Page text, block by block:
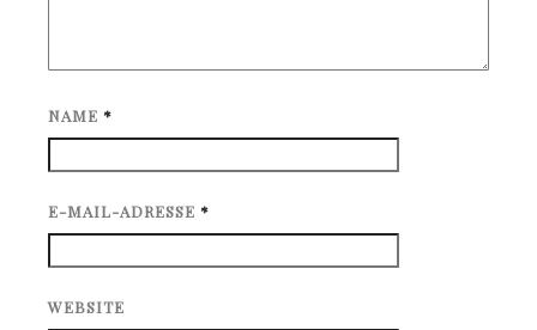
NAME *
E-MAIL-ADRESSE *
WEBSITE